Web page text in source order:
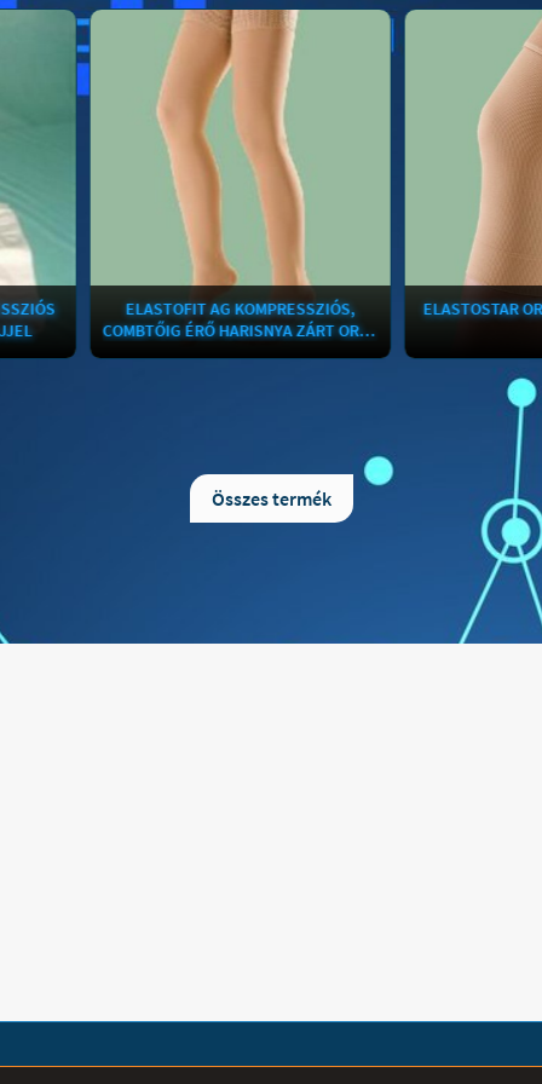
ELASTOFIT AG KOMPRESSZIÓS,
COMBTŐIG ÉRŐ HARISNYA ZÁRT ORRAL I-ES SZILIKON PÁNTTAL
késleltetik, ezért használatuk a
mindennapi életben
nélkülözhetetlen. A láb elnehezülése,
harisnyák ezt a segítséget nyújtják viselőiknek. Az Elastofit harisnyák viselése ajánlott: sok mozgást vagy állást igénylő munkához (fodrász, postás, felszolgáló, egészségügyi dolgozó, kereskedő, stb.)sport és szabadidős tevékenységek során (futás, sí, tenisz, stb.)örökletes tulajdonságokkal rendelkezőknek,kismamáknak különösen ajánlott a várandósság 5-6. hónapjától kezdve, mert ezzel a terhesség során kialakuló visszerekmintegy 70%-ban megelőzhetők.
ELASTOSTAR ORVOSI
Az izületi panaszokkal
kifejlesztett Elastomed és
Elastostar ízületi
termékcsalád, mely
csukló- és
Ízületi támaszok
mindazoknak, akik
fájdalmakkal
szenvedtek (ficam,
zúzódás), akiknek
kiújulnak, vagy akiknek
Összes termék